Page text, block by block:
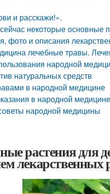
и расскажи!».
некоторые основные
фото и описания
лечебные травы.
народной
натуральных средств
в народной медицине
в народной медицине
народной медицины
растения для
лекарственных